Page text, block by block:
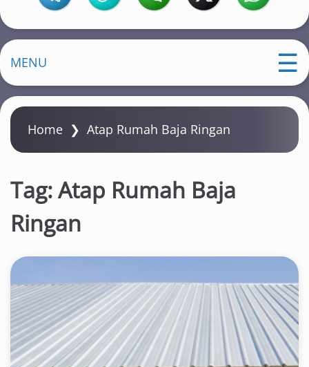
MENU
Home ❯ Atap Rumah Baja Ringan
Tag:Atap Rumah Baja
Ringan